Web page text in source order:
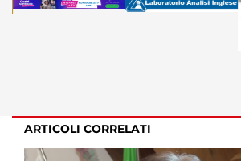
ARTICOLI CORRELATI